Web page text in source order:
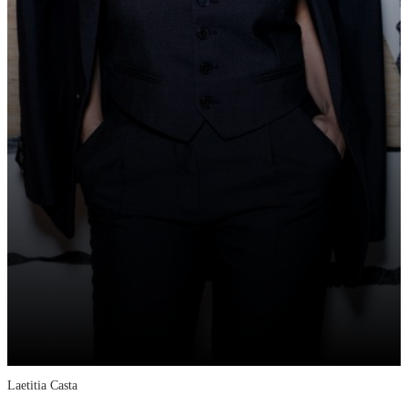
Laetitia Casta